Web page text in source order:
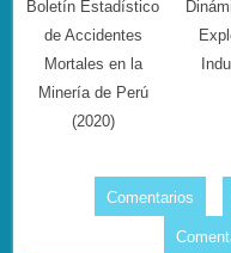
Boletín Estadístico
de Accidentes
Mortales en la
Minería de Perú
(2020)
Comentarios